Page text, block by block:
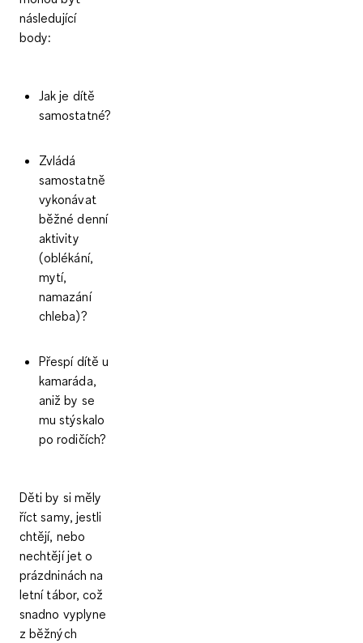
následující
body:
Jak je dítě
samostatné?
Zvládá
samostatně
vykonávat
běžné denní
aktivity
(oblékání,
mytí,
namazání
chleba)?
Přespí dítě u
kamaráda,
aniž by se
mu stýskalo
po rodičích?
Děti by si měly
říct samy, jestli
chtějí, nebo
nechtějí jet o
prázdninách na
letní tábor, což
snadno vyplyne
z běžných